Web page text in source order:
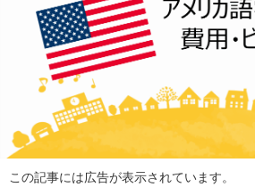
この記事には広告が表示されています。